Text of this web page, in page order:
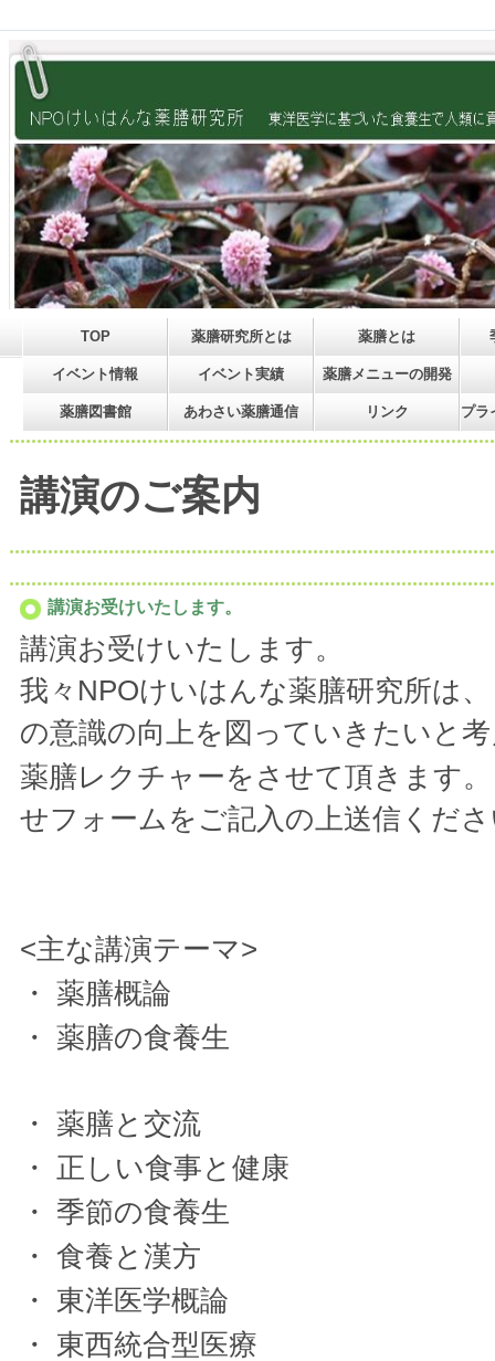
TOP 薬膳研究所とは 薬膳とは
イベント情報 イベント実績 薬膳メニューの開発
薬膳図書館 あわさい薬膳通信 リンク プラ
講演のご案内
講演お受けいたします。
講演お受けいたします。
我々NPOけいはんな薬膳研究所は
の意識の向上を図っていきたいと
薬膳レクチャーをさせて頂きます
せフォームをご記入の上送信くだ
<主な講演テーマ>
・ 薬膳概論
・ 薬膳の食養生
・ 薬膳と交流
・ 正しい食事と健康
・ 季節の食養生
・ 食養と漢方
・ 東洋医学概論
・ 東西統合型医療